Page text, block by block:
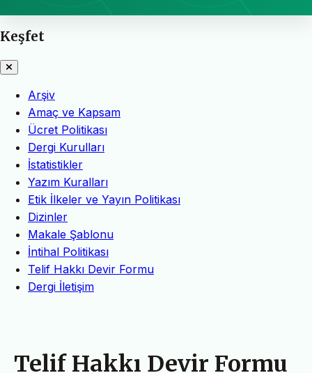
Keşfet
Arşiv
Amaç ve Kapsam
Ücret Politikası
Dergi Kurulları
İstatistikler
Yazım Kuralları
Etik İlkeler ve Yayın Politikası
Dizinler
Makale Şablonu
İntihal Politikası
Telif Hakkı Devir Formu
Dergi İletişim
Telif Hakkı Devir Formu